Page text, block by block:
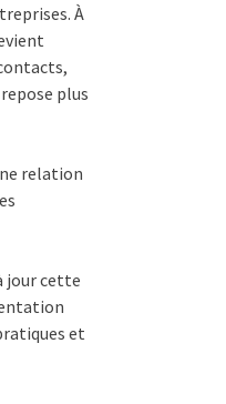
À
plus
relation
jour cette
et